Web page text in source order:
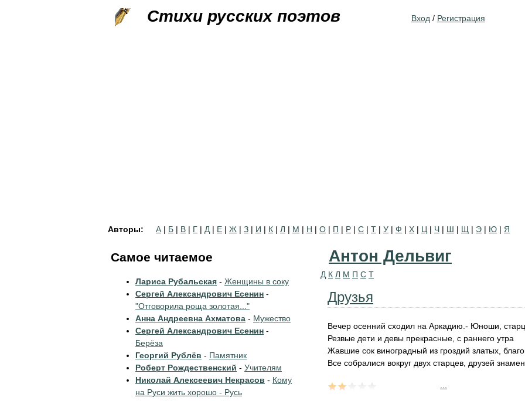
Стихи русских поэтов Вход / Регистрация
Авторы: А | Б | В | Г | Д | Е | Ж | З | И | К | Л | М | Н | О | П | Р | С | Т | У | Ф | Х | Ц | Ч | Ш | Щ | Э | Ю | Я
Антон Дельвиг
Д К Л М П С Т
Друзья
Вечер осенний сходил на Аркадию.- Юноши,
Резвые дети и девы прекрасные, с раннего утра
Жавшие сок виноградный из гроздий златых,
Все собралися вокруг двух старцев, друзей
Самое читаемое
Лариса Рубальская - Женщины в соку
Сергей Александрович Есенин -
"Отговорила роща золотая..."
Анна Андреевна Ахматова - Мужество
Сергей Александрович Есенин -
Берёза
Георгий Рублёв - Памятник
Роберт Рождественский - Учителям
Николай Алексеевич Некрасов - Кому
на Руси жить хорошо - Русь